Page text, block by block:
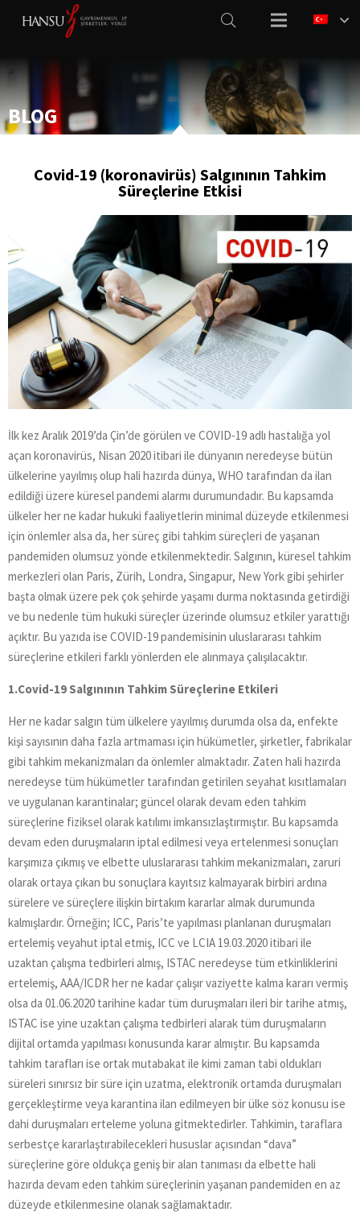
BLOG
Covid-19 (koronavirüs) Salgınının Tahkim
Süreçlerine Etkisi
İlk kez Aralık 2019’da Çin’de görülen ve COVID-19 adlı hastalığa yol
açan koronavirüs, Nisan 2020 itibari ile dünyanın neredeyse bütün
ülkelerine yayılmış olup hali hazırda dünya, WHO tarafından da ilan
edildiği üzere küresel pandemi alarmı durumundadır. Bu kapsamda
ülkeler her ne kadar hukuki faaliyetlerin minimal düzeyde etkilenmesi
için önlemler alsa da, her süreç gibi tahkim süreçleri de yaşanan
pandemiden olumsuz yönde etkilenmektedir. Salgının, küresel tahkim
merkezleri olan Paris, Zürih, Londra, Singapur, New York gibi şehirler
başta olmak üzere pek çok şehirde yaşamı durma noktasında getirdiği
ve bu nedenle tüm hukuki süreçler üzerinde olumsuz etkiler yarattığı
açıktır. Bu yazıda ise COVID-19 pandemisinin uluslararası tahkim
süreçlerine etkileri farklı yönlerden ele alınmaya çalışılacaktır.
1.Covid-19 Salgınının Tahkim Süreçlerine Etkileri
Her ne kadar salgın tüm ülkelere yayılmış durumda olsa da, enfekte
kişi sayısının daha fazla artmaması için hükümetler, şirketler, fabrikalar
gibi tahkim mekanizmaları da önlemler almaktadır. Zaten hali hazırda
neredeyse tüm hükümetler tarafından getirilen seyahat kısıtlamaları
ve uygulanan karantinalar; güncel olarak devam eden tahkim
süreçlerine fiziksel olarak katılımı imkansızlaştırmıştır. Bu kapsamda
devam eden duruşmaların iptal edilmesi veya ertelenmesi sonuçları
karşımıza çıkmış ve elbette uluslararası tahkim mekanizmaları, zaruri
olarak ortaya çıkan bu sonuçlara kayıtsız kalmayarak birbiri ardına
sürelere ve süreçlere ilişkin birtakım kararlar almak durumunda
kalmışlardır. Örneğin; ICC, Paris’te yapılması planlanan duruşmaları
ertelemiş veyahut iptal etmiş, ICC ve LCIA 19.03.2020 itibari ile
uzaktan çalışma tedbirleri almış, ISTAC neredeyse tüm etkinliklerini
ertelemiş, AAA/ICDR her ne kadar çalışır vaziyette kalma kararı vermiş
olsa da 01.06.2020 tarihine kadar tüm duruşmaları ileri bir tarihe atmış,
ISTAC ise yine uzaktan çalışma tedbirleri alarak tüm duruşmaların
dijital ortamda yapılması konusunda karar almıştır. Bu kapsamda
tahkim tarafları ise ortak mutabakat ile kimi zaman tabi oldukları
süreleri sınırsız bir süre için uzatma, elektronik ortamda duruşmaları
gerçekleştirme veya karantina ilan edilmeyen bir ülke söz konusu ise
dahi duruşmaları erteleme yoluna gitmektedirler. Tahkimin, taraflara
serbestçe kararlaştırabilecekleri hususlar açısından “dava”
süreçlerine göre oldukça geniş bir alan tanıması da elbette hali
hazırda devam eden tahkim süreçlerinin yaşanan pandemiden en az
düzeyde etkilenmesine olanak sağlamaktadır.